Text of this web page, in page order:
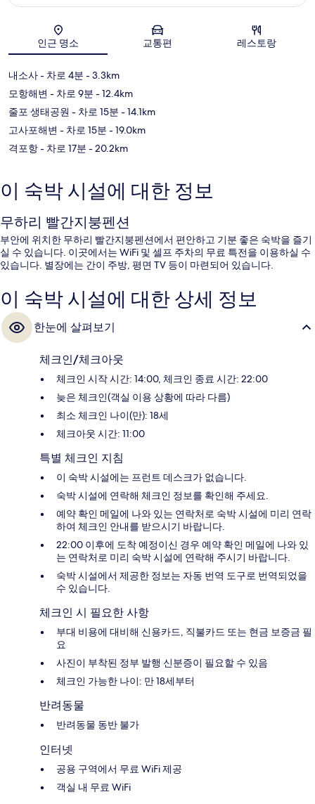
지도
인근 명소 교통편 레스토랑
내소사- 차로 4분 - 3.3km
모항해변 - 차로 9분 - 12.4km
줄포 생태공원 - 차로 15분 - 14.1km
고사포해변 - 차로 15분 - 19.0km
격포항- 차로 17분 - 20.2km
이 숙박 시설에 대한 정보
무하리 빨간지붕펜션
부안에 위치한 무하리 빨간지붕펜션에서 편안하고 기분 좋은 숙박을 즐기
실 수 있습니다. 이곳에서는 WiFi 및 셀프 주차의 무료 특전을 이용하실 수
있습니다. 별장에는 간이 주방, 평면 TV 등이 마련되어 있습니다.
이 숙박 시설에 대한 상세 정보
한눈에 살펴보기
체크인/체크아웃
체크인 시작 시간: 14:00, 체크인 종료 시간: 22:00
늦은 체크인(객실 이용 상황에 따라 다름)
최소 체크인 나이(만): 18세
체크아웃 시간: 11:00
특별 체크인 지침
이 숙박 시설에는 프런트 데스크가 없습니다.
숙박 시설에 연락해 체크인 정보를 확인해 주세요.
예약 확인 메일에 나와 있는 연락처로 숙박 시설에 미리 연락
하여 체크인 안내를 받으시기 바랍니다.
22:00 이후에 도착 예정이신 경우 예약 확인 메일에 나와 있
는 연락처로 미리 숙박 시설에 연락해 주시기 바랍니다.
숙박 시설에서 제공한 정보는 자동 번역 도구로 번역되었을
수 있습니다.
체크인 시 필요한 사항
부대 비용에 대비해 신용카드, 직불카드 또는 현금 보증금 필
요
사진이 부착된 정부 발행 신분증이 필요할 수 있음
체크인 가능한 나이: 만 18세부터
반려동물
반려동물 동반 불가
인터넷
공용 구역에서 무료 WiFi 제공
객실 내 무료 WiFi